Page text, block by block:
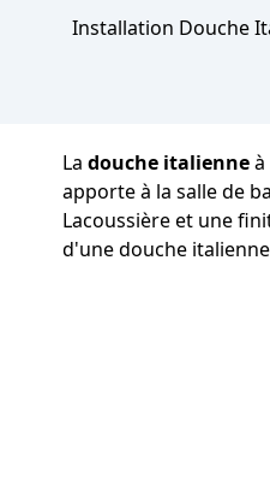
Installation Douche
La douche italienne
apporte à la salle de
Lacoussière et une
d'une douche